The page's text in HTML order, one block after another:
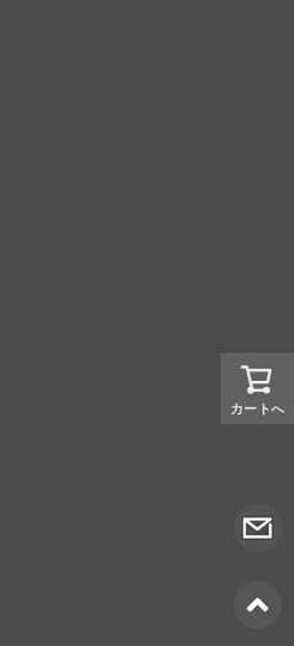
カートへ